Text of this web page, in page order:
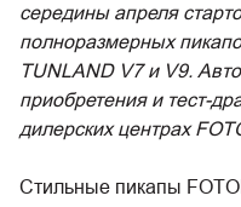
середины апреля
полноразмерных
TUNLAND V7 и V9.
приобретения и тест-
дилерских центрах
Стильные пикапы